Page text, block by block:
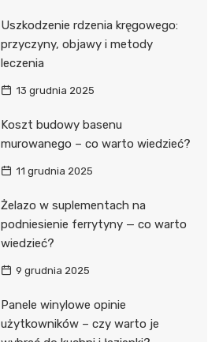
Uszkodzenie rdzenia kręgowego:
przyczyny, objawy i metody
leczenia
13 grudnia 2025
Koszt budowy basenu
murowanego – co warto wiedzieć?
11 grudnia 2025
Żelazo w suplementach na
podniesienie ferrytyny — co warto
wiedzieć?
9 grudnia 2025
Panele winylowe opinie
użytkowników – czy warto je